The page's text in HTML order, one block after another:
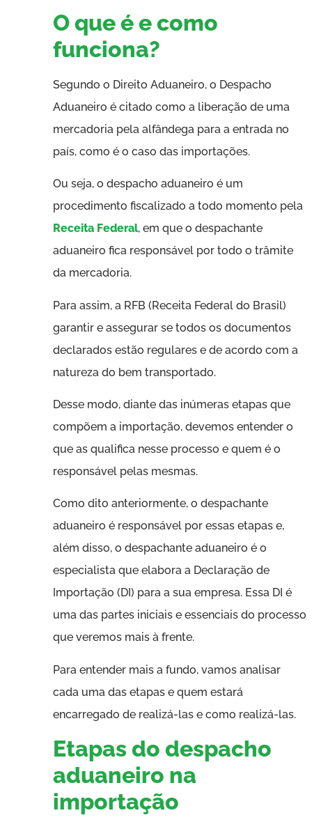
O que é e como
funciona?
Segundo o Direito Aduaneiro, o Despacho
Aduaneiro é citado como a liberação de uma
mercadoria pela alfândega para a entrada no
país, como é o caso das importações.
Ou seja, o despacho aduaneiro é um
procedimento fiscalizado a todo momento pela
Receita Federal, em que o despachante
aduaneiro fica responsável por todo o trâmite
da mercadoria.
Para assim, a RFB (Receita Federal do Brasil)
garantir e assegurar se todos os documentos
declarados estão regulares e de acordo com a
natureza do bem transportado.
Desse modo, diante das inúmeras etapas que
compõem a importação, devemos entender o
que as qualifica nesse processo e quem é o
responsável pelas mesmas.
Como dito anteriormente, o despachante
aduaneiro é responsável por essas etapas e,
além disso, o despachante aduaneiro é o
especialista que elabora a Declaração de
Importação (DI) para a sua empresa. Essa DI é
uma das partes iniciais e essenciais do processo
que veremos mais à frente.
Para entender mais a fundo, vamos analisar
cada uma das etapas e quem estará
encarregado de realizá-las e como realizá-las.
Etapas do despacho
aduaneiro na
importação